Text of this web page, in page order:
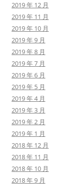
2019 年 12 月
2019 年 11 月
2019 年 10 月
2019 年 9 月
2019 年 8 月
2019 年 7 月
2019 年 6 月
2019 年 5 月
2019 年 4 月
2019 年 3 月
2019 年 2 月
2019 年 1 月
2018 年 12 月
2018 年 11 月
2018 年 10 月
2018 年 9 月